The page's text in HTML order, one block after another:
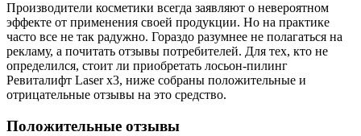
Производители косметики всегда заявляют о невероятном
эффекте от применения своей продукции. Но на практике
часто все не так радужно. Гораздо разумнее не полагаться на
рекламу, а почитать отзывы потребителей. Для тех, кто не
определился, стоит ли приобретать лосьон-пилинг
Ревиталифт Laser х3, ниже собраны положительные и
отрицательные отзывы на это средство.
Положительные отзывы